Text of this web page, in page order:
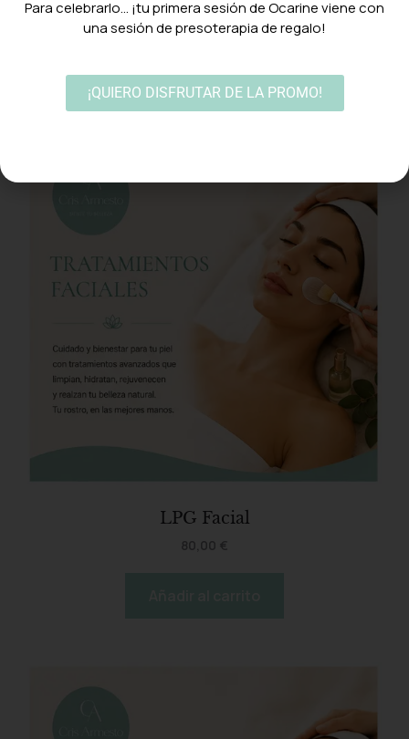
80,00€
LPG Facial
80,00 €
Para celebrarlo… ¡tu primera sesión de Ocarine viene con
una sesión de presoterapia de regalo!
¡QUIERO DISFRUTAR DE LA PROMO!